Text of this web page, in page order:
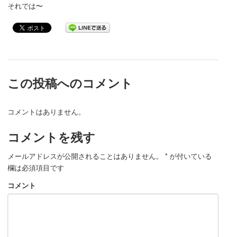
それでは〜
この投稿へのコメント
コメントはありません。
コメントを残す
メールアドレスが公開されることはありません。 * が付いている
欄は必須項目です
コメント